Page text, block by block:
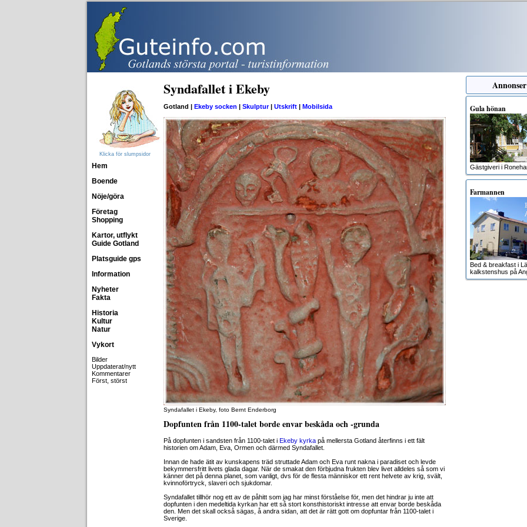
Klicka för slumpsidor
Hem
Boende
Nöje/göra
Företag
Shopping
Kartor, utflykt
Guide Gotland
Platsguide gps
Information
Nyheter
Fakta
Historia
Kultur
Natur
Vykort
Bilder
Uppdaterat/nytt
Kommentarer
Först, störst
Syndafallet i Ekeby
Gotland | Ekeby socken | Skulptur| Utskrift | Mobilsida
Syndafallet i Ekeby, foto Bernt Enderborg
Dopfunten från 1100-talet borde envar beskåda och -grunda
På dopfunten i sandsten från 1100-talet i Ekeby kyrka på mellersta Gotland återfinns i ett fält
historien om Adam, Eva, Ormen och därmed Syndafallet.
Innan de hade ätit av kunskapens träd struttade Adam och Eva runt nakna i paradiset och levde
bekymmersfritt livets glada dagar. När de smakat den förbjudna frukten blev livet alldeles så som vi
känner det på denna planet, som vanligt, dvs för de flesta människor ett rent helvete av krig, svält,
kvinnoförtryck, slaveri och sjukdomar.
Syndafallet tillhör nog ett av de påhitt som jag har minst förståelse för, men det hindrar ju inte att
dopfunten i den medeltida kyrkan har ett så stort konsthistoriskt intresse att envar borde beskåda
den. Men det skall också sägas, å andra sidan, att det är rätt gott om dopfuntar från 1100-talet i
Sverige.
Gula hönan
Gästgiveri i
Farmannen
Bed & breakfast i
kalkstenshus på